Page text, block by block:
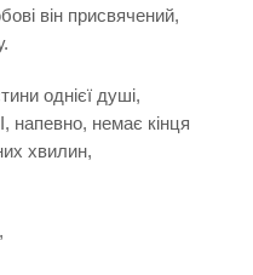
він присвячений,
однієї душі,
напевно, немає кінця
хвилин,